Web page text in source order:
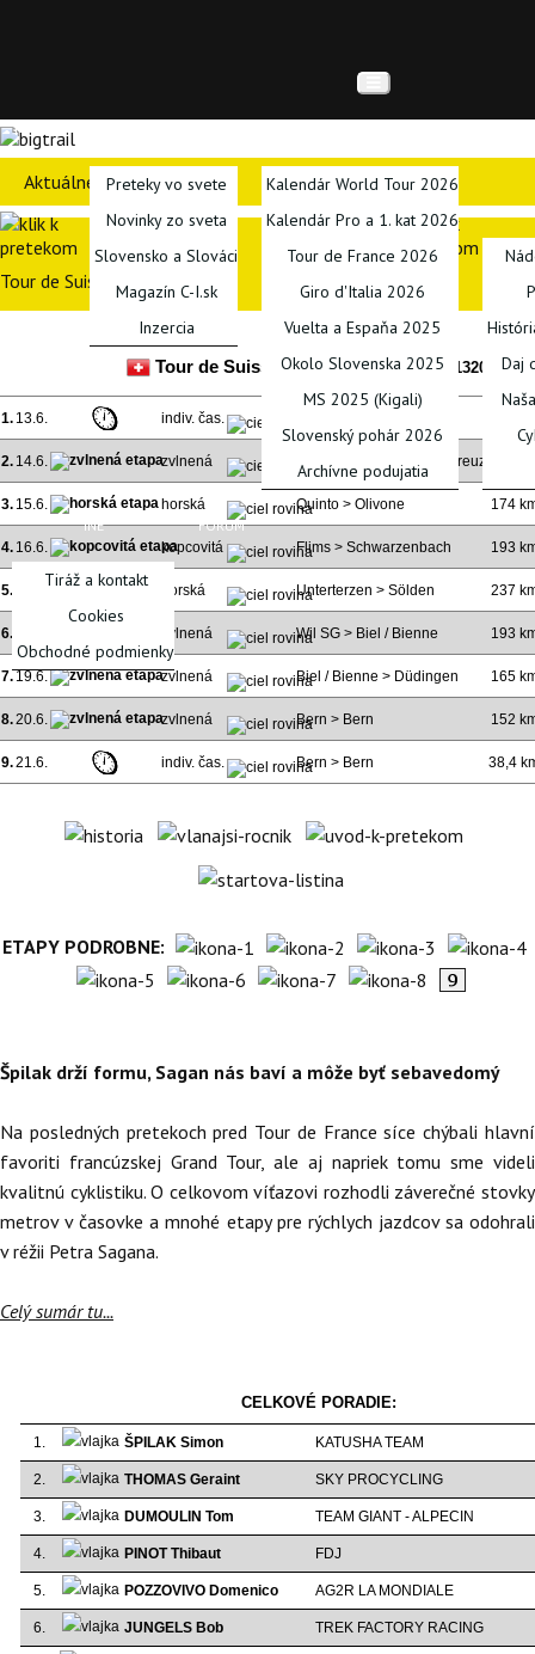
TITULKA
Preteky vo svete
Novinky zo sveta
Slovensko a Slováci
Magazín C-I.sk
Inzercia
Kalendár World Tour 2026
Kalendár Pro a 1. kat 2026
Tour de France 2026
Giro d'Italia 2026
Vuelta a Espaňa 2025
Okolo Slovenska 2025
MS 2025 (Kigali)
Slovenský pohár 2026
Archívne podujatia
Daj
INÉ
Tiráž a kontakt
Cookies
Obchodné podmienky
FÓRUM
Aktuálne preteky
Tour de Suisse 2015
Tour de Suisse 2015 (UCI World Tour, 1320 km,
1. 13.6. indiv. čas.
2. 14.6. zvlnená Risch-Rotkreuz > R-Rotkreuz
3. 15.6. horská Quinto > Olivone 174
4. 16.6. kopcovitá Flims > Schwarzenbach 193
5. horská Unterterzen > Sölden 237
6. zvlnená Wil SG > Biel / Bienne 193
7. 19.6. zvlnená Biel / Bienne > Düdingen 165
8.20.6. zvlnená Bern > Bern 152
9.21.6. indiv. čas. Bern > Bern 38,4
ETAPY PODROBNE:
Špilak drží formu, Sagan nás baví a môže byť sebavedomý
Na posledných pretekoch pred Tour de France síce chýbali hlavní
favoriti francúzskej Grand Tour, ale aj napriek tomu sme videli
kvalitnú cyklistiku. O celkovom víťazovi rozhodli záverečné stovky
metrov v časovke a mnohé etapy pre rýchlych jazdcov sa odohrali
v réžii Petra Sagana.
Celý sumár tu...
CELKOVÉ PORADIE:
1. ŠPILAK Simon KATUSHA TEAM
2. THOMAS Geraint SKY PROCYCLING
3. DUMOULIN Tom TEAM GIANT - ALPECIN
4. PINOT Thibaut FDJ
5. POZZOVIVO Domenico AG2R LA MONDIALE
6. JUNGELS Bob TREK FACTORY RACING